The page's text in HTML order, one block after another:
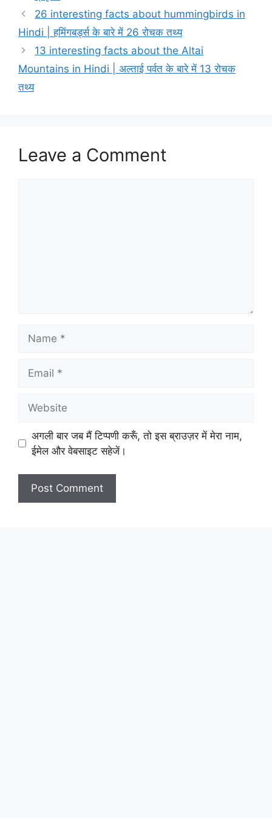
26 interesting facts about hummingbirds in
Hindi | हमिंगबर्ड्स के बारे में 26 रोचक तथ्य
13 interesting facts about the Altai
Mountains in Hindi | अल्ताई पर्वत के बारे में 13 रोचक
तथ्य
Leave a Comment
अगली बार जब मैं टिप्पणी करूँ, तो इस ब्राउज़र में मेरा नाम,
ईमेल और वेबसाइट सहेजें।